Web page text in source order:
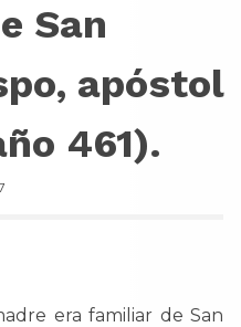
San
apóstol
461).
era familiar de San